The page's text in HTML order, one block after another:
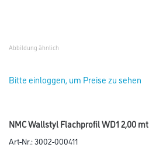
Abbildung ähnlich
Bitte einloggen, um Preise zu sehen
NMC Wallstyl Flachprofil WD1 2,00 mt
Art-Nr.:3002-000411